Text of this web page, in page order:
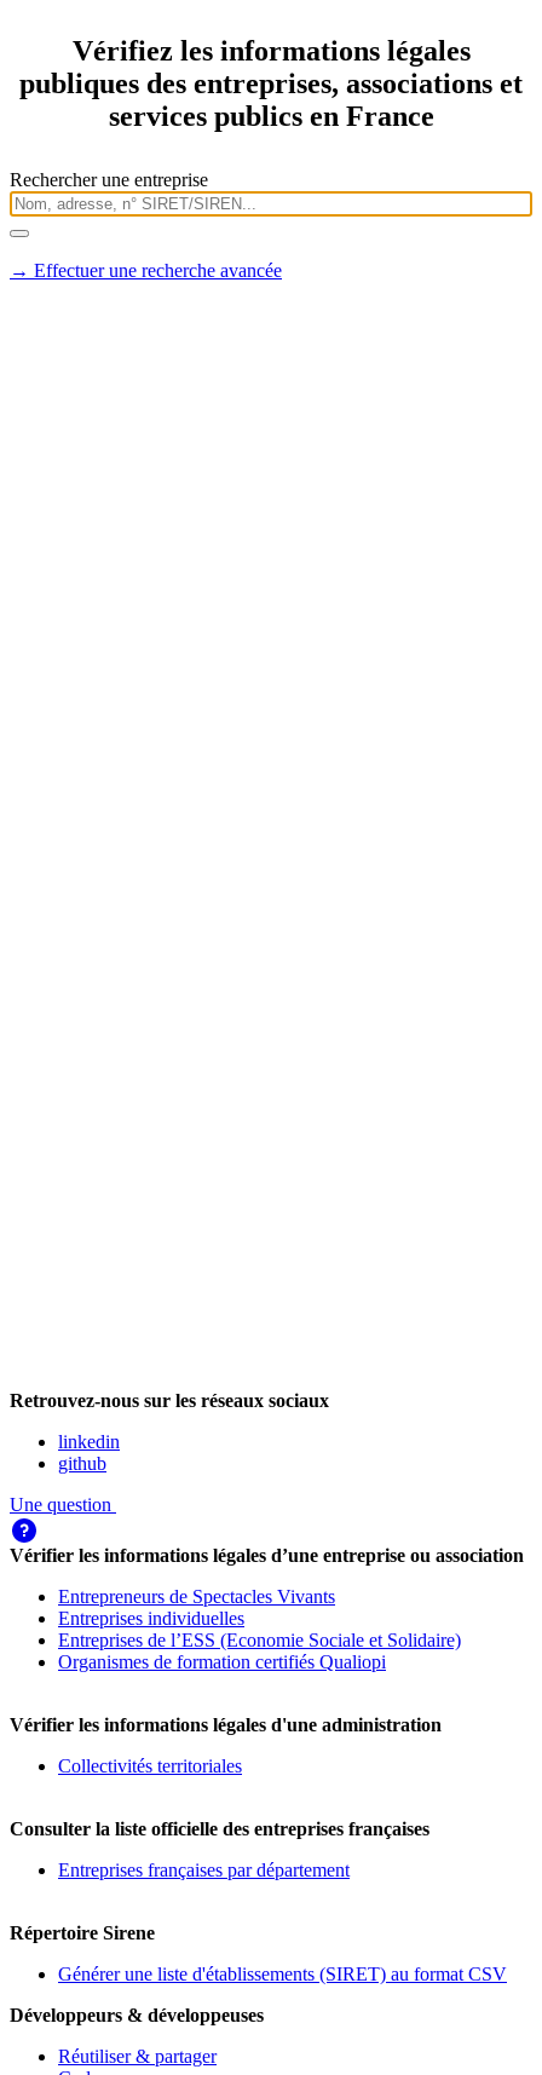
Vérifiez les informations légales
publiques des entreprises, associations et
services publics en France
Rechercher une entreprise
→ Effectuer une recherche avancée
Retrouvez-nous sur les réseaux sociaux
linkedin
github
Une question
Vérifier les informations légales d’une entreprise ou association
Entrepreneurs de Spectacles Vivants
Entreprises individuelles
Entreprises de l’ESS (Economie Sociale et Solidaire)
Organismes de formation certifiés Qualiopi
Vérifier les informations légales d'une administration
Collectivités territoriales
Consulter la liste officielle des entreprises françaises
Entreprises françaises par département
Répertoire Sirene
Générer une liste d'établissements (SIRET) au format CSV
Développeurs & développeuses
Réutiliser & partager